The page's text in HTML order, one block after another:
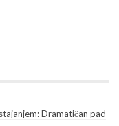
Dramatičan pad